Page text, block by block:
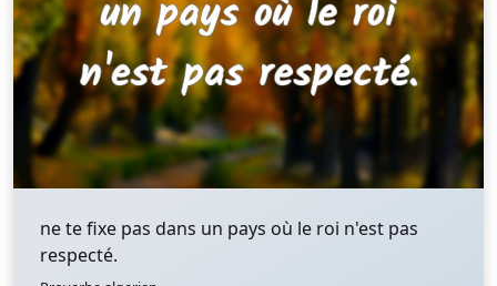
ne te fixe pas dans un pays où le roi n'est pas
respecté.